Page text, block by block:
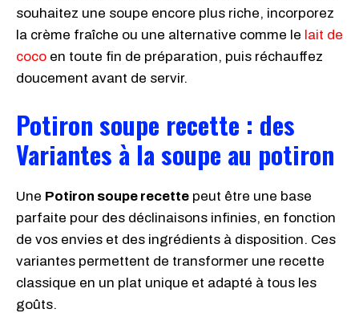
souhaitez une soupe encore plus riche, incorporez
la crème fraîche ou une alternative comme le lait de
coco en toute fin de préparation, puis réchauffez
doucement avant de servir.
Potiron soupe recette : des
Variantes à la soupe au potiron
Une Potiron soupe recette peut être une base
parfaite pour des déclinaisons infinies, en fonction
de vos envies et des ingrédients à disposition. Ces
variantes permettent de transformer une recette
classique en un plat unique et adapté à tous les
goûts.